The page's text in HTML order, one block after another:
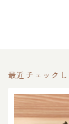
最近チェック